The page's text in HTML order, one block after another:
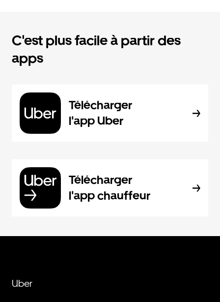
C'est plus facile à partir des
apps
Télécharger
l'app Uber
Télécharger
l'app chauffeur
Uber